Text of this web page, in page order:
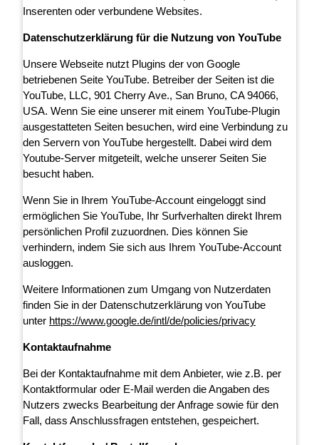
Inserenten oder verbundene Websites.
Datenschutzerklärung für die Nutzung von YouTube
Unsere Webseite nutzt Plugins der von Google
betriebenen Seite YouTube. Betreiber der Seiten ist die
YouTube, LLC, 901 Cherry Ave., San Bruno, CA 94066,
USA. Wenn Sie eine unserer mit einem YouTube-Plugin
ausgestatteten Seiten besuchen, wird eine Verbindung zu
den Servern von YouTube hergestellt. Dabei wird dem
Youtube-Server mitgeteilt, welche unserer Seiten Sie
besucht haben.
Wenn Sie in Ihrem YouTube-Account eingeloggt sind
ermöglichen Sie YouTube, Ihr Surfverhalten direkt Ihrem
persönlichen Profil zuzuordnen. Dies können Sie
verhindern, indem Sie sich aus Ihrem YouTube-Account
ausloggen.
Weitere Informationen zum Umgang von Nutzerdaten
finden Sie in der Datenschutzerklärung von YouTube
unter https://www.google.de/intl/de/policies/privacy
Kontaktaufnahme
Bei der Kontaktaufnahme mit dem Anbieter, wie z.B. per
Kontaktformular oder E-Mail werden die Angaben des
Nutzers zwecks Bearbeitung der Anfrage sowie für den
Fall, dass Anschlussfragen entstehen, gespeichert.